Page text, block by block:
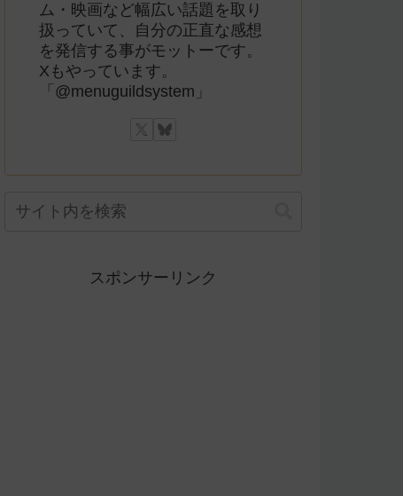
ム・映画など幅広い話題を取り
扱っていて、自分の正直な感想
を発信する事がモットーです。
Xもやっています。
「@menuguildsystem」
スポンサーリンク